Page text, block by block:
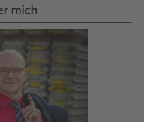
mich